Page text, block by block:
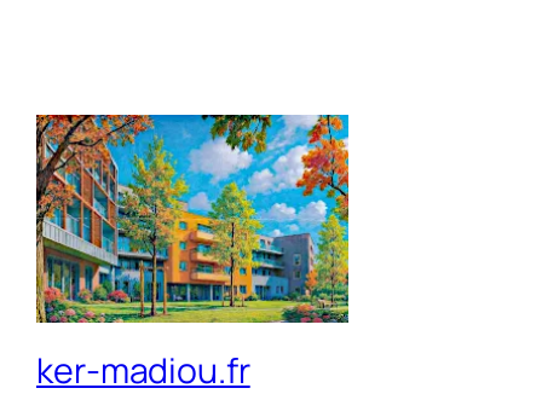
ker-madiou.fr